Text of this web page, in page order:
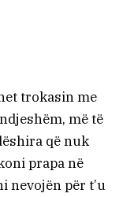
trokasin me
më të
që nuk
prapa në
nevojën për t’u